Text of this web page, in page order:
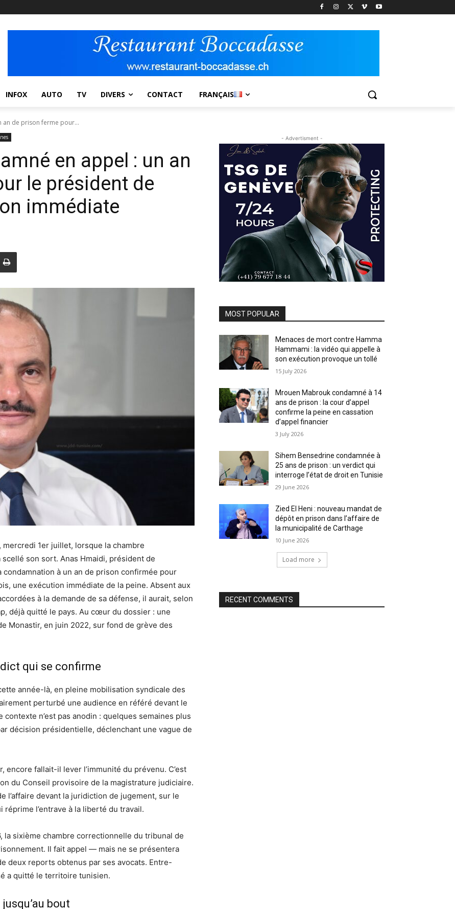
INFOX AUTO TV DIVERS CONTACT FRANÇAIS
an de prison ferme pour...
en appel : un an
le président de
immédiate
mercredi 1er juillet, lorsque la chambre
son sort. Anas Hmaidi, président de
condamnation à un an de prison confirmée pour
une exécution immédiate de la peine. Absent aux
à la demande de sa défense, il aurait, selon
déjà quitté le pays. Au cœur du dossier : une
Monastir, en juin 2022, sur fond de grève des
qui se confirme
année-là, en pleine mobilisation syndicale des
perturbé une audience en référé devant le
n’est pas anodin : quelques semaines plus
décision présidentielle, déclenchant une vague de
fallait-il lever l’immunité du prévenu. C’est
du Conseil provisoire de la magistrature judiciaire.
l’affaire devant la juridiction de jugement, sur le
réprime l’entrave à la liberté du travail.
sixième chambre correctionnelle du tribunal de
Il fait appel — mais ne se présentera
deux reports obtenus par ses avocats. Entre-
a quitté le territoire tunisien.
bout
- Advertisment -
MOST POPULAR
Menaces de mort contre Hamma
Hammami : la vidéo qui appelle à
son exécution provoque un tollé
15 July 2026
Mrouen Mabrouk condamné à 14
ans de prison : la cour d’appel
confirme la peine en cassation
d’appel financier
3 July 2026
Sihem Bensedrine condamnée à
25 ans de prison : un verdict qui
interroge l’état de droit en Tunisie
29 June 2026
Zied El Heni : nouveau mandat de
dépôt en prison dans l’affaire de
la municipalité de Carthage
10 June 2026
Load more
RECENT COMMENTS